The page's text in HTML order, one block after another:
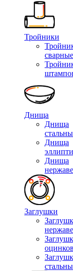
Тройники
сварные
Днища
Днища
Днища
Днища
Заглушки